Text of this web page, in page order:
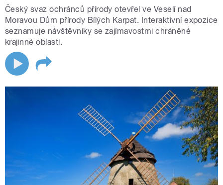
Český svaz ochránců přírody otevřel ve Veselí nad
Moravou Dům přírody Bílých Karpat. Interaktivní expozice
seznamuje návštěvníky se zajímavostmi chráněné
krajinné oblasti.